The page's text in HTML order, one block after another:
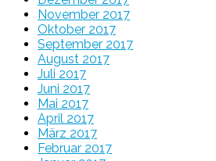
November 2017
Oktober 2017
September 2017
August 2017
Juli 2017
Juni 2017
Mai 2017
April 2017
März 2017
Februar 2017